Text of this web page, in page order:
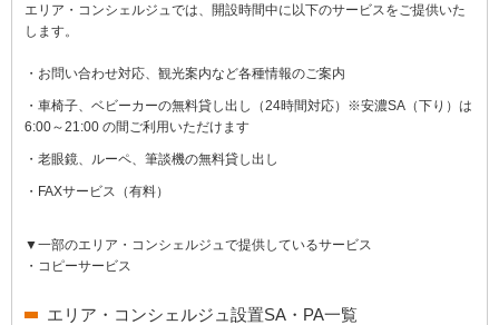
エリア・コンシェルジュでは、開設時間中に以下のサービスをご提供いた
します。
・お問い合わせ対応、観光案内など各種情報のご案内
・車椅子、ベビーカーの無料貸し出し（24時間対応） ※安濃SA（下り）は
6:00～21:00 の間ご利用いただけます
・老眼鏡、ルーペ、筆談機の無料貸し出し
・FAXサービス（有料）
▼一部のエリア・コンシェルジュで提供しているサービス
・コピーサービス
エリア・コンシェルジュ設置SA・PA一覧